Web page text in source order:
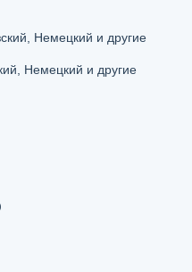
Немецкий и другие
Немецкий и другие